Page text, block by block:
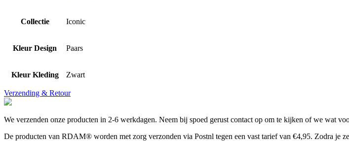
Collectie Iconic
Kleur Design Paars
Kleur Kleding Zwart
Verzending & Retour
We verzenden onze producten in 2-6 werkdagen. Neem bij spoed gerust contact op om te kijken of we wat
De producten van RDAM® worden met zorg verzonden via Postnl tegen een vast tarief van €4,95. Zodra je